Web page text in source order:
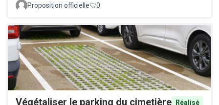
Proposition officielle 0
Végétaliser le parking du cimetière Réalisé